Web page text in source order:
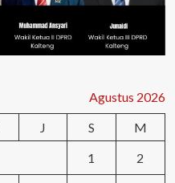
Agustus 2026
J S
M
1
2